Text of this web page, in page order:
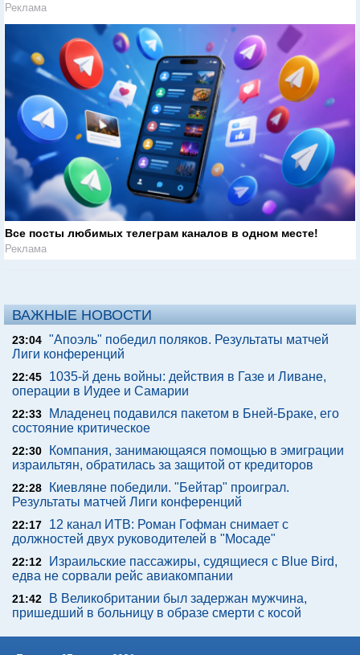
Реклама
Все посты любимых телеграм каналов в одном месте!
Реклама
ВАЖНЫЕ НОВОСТИ
23:04 "Апоэль" победил поляков. Результаты матчей
Лиги конференций
22:45
1035-й день войны: действия в Газе и Ливане,
операции в Иудее и Самарии
22:33
Младенец подавился пакетом в Бней-Браке, его
состояние критическое
22:30
Компания, занимающаяся помощью в эмиграции
израильтян, обратилась за защитой от кредиторов
22:28
Киевляне победили. "Бейтар" проиграл.
Результаты матчей Лиги конференций
22:17
12 канал ИТВ: Роман Гофман снимает с
должностей двух руководителей в "Мосаде"
22:12
Израильские пассажиры, судящиеся с Blue Bird,
едва не сорвали рейс авиакомпании
21:42
В Великобритании был задержан мужчина,
пришедший в больницу в образе смерти с косой